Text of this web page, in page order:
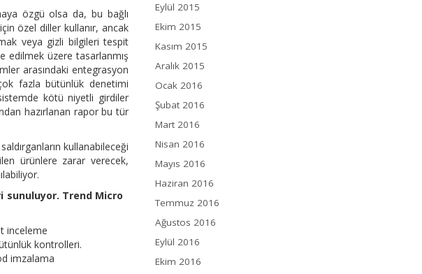
özgü olsa da, bu bağlı
özel diller kullanır, ancak
veya gizli bilgileri tespit
edilmek üzere tasarlanmış
arasındaki entegrasyon
fazla bütünlük denetimi
kötü niyetli girdiler
hazırlanan rapor bu tür
kullanabileceği
ürünlere zarar verecek,
sunuluyor. Trend Micro
inceleme
kontrolleri.
imzalama
Eylül 2015
Ekim 2015
Kasım 2015
Aralık 2015
Ocak 2016
Şubat 2016
Mart 2016
Nisan 2016
Mayıs 2016
Haziran 2016
Temmuz 2016
Ağustos 2016
Eylül 2016
Ekim 2016